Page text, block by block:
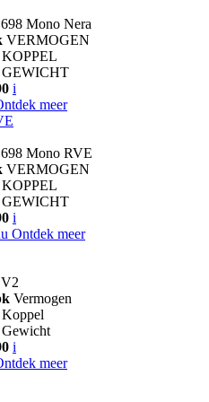
Mono Nera
VERMOGEN
KOPPEL
GEWICHT
i
meer
Mono RVE
VERMOGEN
KOPPEL
GEWICHT
i
Ontdek meer
Vermogen
Koppel
Gewicht
i
meer